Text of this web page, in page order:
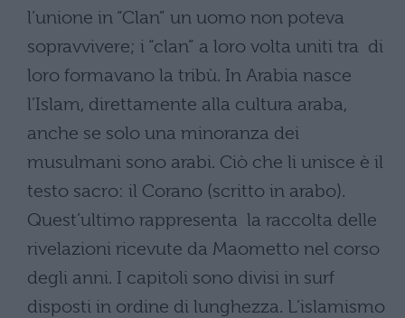
l’unione in “Clan” un uomo non poteva
sopravvivere; i “clan” a loro volta uniti tra di
loro formavano la tribù. In Arabia nasce
l’Islam, direttamente alla cultura araba,
anche se solo una minoranza dei
musulmani sono arabi. Ciò che li unisce è il
testo sacro: il Corano (scritto in arabo).
Quest’ultimo rappresenta la raccolta delle
rivelazioni ricevute da Maometto nel corso
degli anni. I capitoli sono divisi in surf
disposti in ordine di lunghezza. L’islamismo